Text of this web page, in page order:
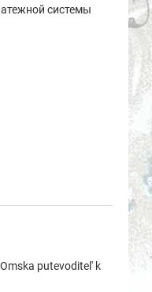
системы
putevoditel' k